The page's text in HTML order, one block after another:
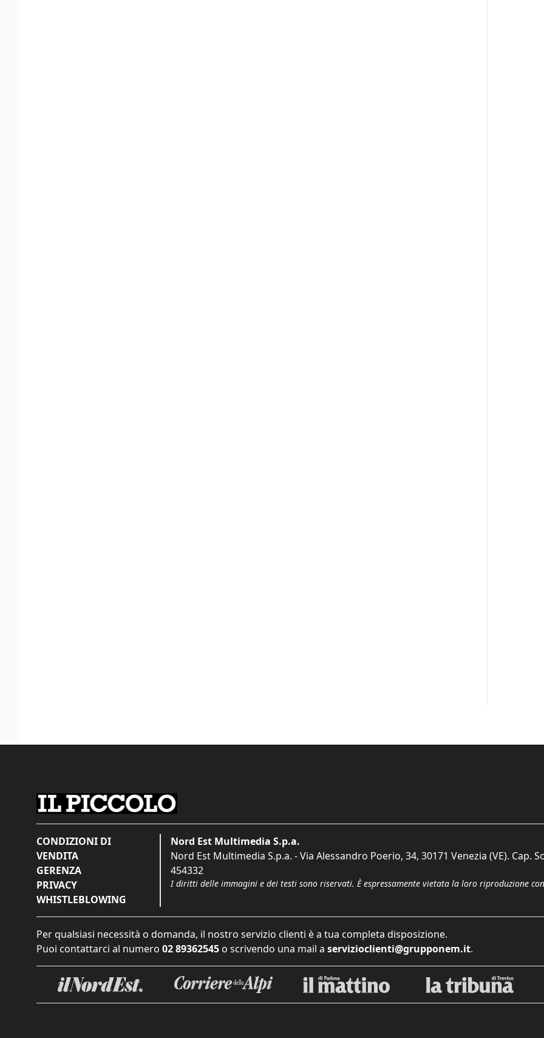
CONDIZIONI DI
VENDITA
GERENZA
PRIVACY
WHISTLEBLOWING
Nord Est Multimedia S.p.a.
Nord Est Multimedia S.p.a. - Via Alessandro Poerio, 34, 30171 Venezia (VE). Cap.
454332
I diritti delle immagini e dei testi sono riservati. È espressamente vietata la loro riproduzione
Per qualsiasi necessità o domanda, il nostro servizio clienti è a tua completa disposizione.
Puoi contattarci al numero 02 89362545 o scrivendo una mail a servizioclienti@grupponem.it.